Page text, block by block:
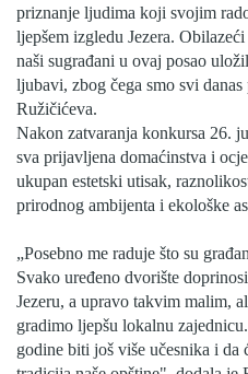
priznanje ljudima koji svojim
ljepšem izgledu Jezera.
naši sugrađani u ovaj posao
ljubavi, zbog čega smo svi
Ružičićeva.
Nakon zatvaranja konkursa 26.
sva prijavljena domaćinstva i
ukupan estetski utisak,
prirodnog ambijenta i ekološke
„Posebno me raduje što su
Svako uređeno dvorište
Jezeru, a upravo takvim malim,
gradimo ljepšu lokalnu
godine biti još više učesnika i da